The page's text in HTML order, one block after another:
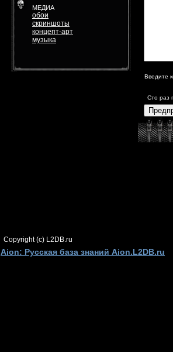
МЕДИА
обои
скриншоты
концепт-арт
музыка
Введите
Сто раз
Copyright (c) L2DB.ru
Aion: Русская база знаний Aion.L2DB.ru